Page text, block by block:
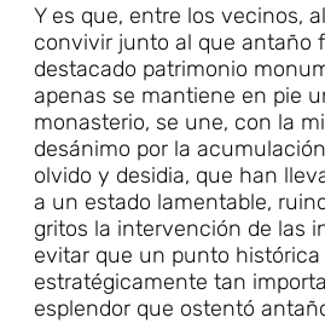
Y es que, entre los vecinos,
convivir junto al que antaño
destacado patrimonio
apenas se mantiene en pie
monasterio, se une, con la
desánimo por la
olvido y desidia, que han
a un estado lamentable,
gritos la intervención de las
evitar que un punto histórica
estratégicamente tan
esplendor que ostentó